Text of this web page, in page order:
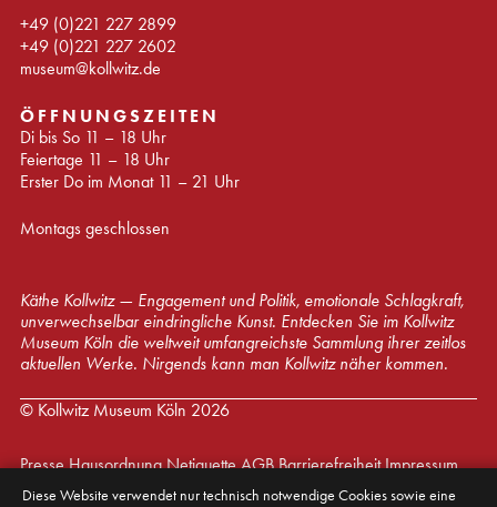
+49 (0)221 227 2899
+49 (0)221 227 2602
museum@kollwitz.de
ÖFFNUNGSZEITEN
Di bis So 11 – 18 Uhr
Feiertage 11 – 18 Uhr
Erster Do im Monat 11 – 21 Uhr
Montags geschlossen
Käthe Kollwitz — Engagement und Politik, emotionale Schlagkraft,
unverwechselbar eindringliche Kunst. Entdecken Sie im Kollwitz
Museum Köln die weltweit umfangreichste Sammlung ihrer zeitlos
aktuellen Werke. Nirgends kann man Kollwitz näher kommen.
© Kollwitz Museum Köln 2026
Presse Hausordnung Netiquette AGB Barrierefreiheit Impressum
Datenschutz
Diese Website verwendet nur technisch notwendige Cookies sowie eine